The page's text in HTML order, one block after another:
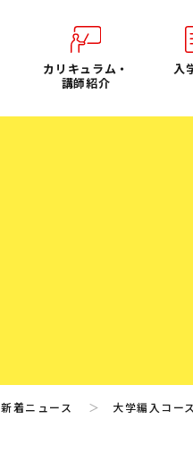
カリキュラム・
講師紹介
入
新着ニュース ＞ 大学編入コー